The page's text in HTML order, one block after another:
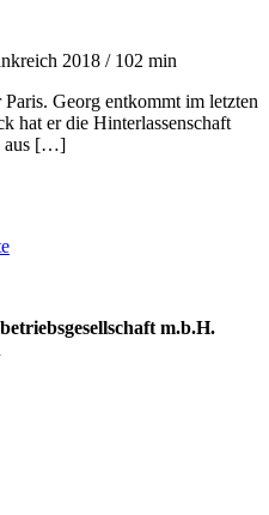
2018 / 102 min
Georg entkommt im letzten
hat er die Hinterlassenschaft
aus […]
m.b.H.